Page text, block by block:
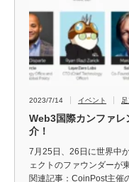
2023/7/14 イベント
Web3国際カンファ
介！
7月25日、26日に世界中
ェクトのファウンダーが
関連記事：CoinPost主催